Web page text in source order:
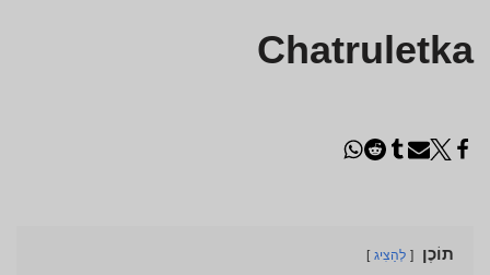
Chatruletka
תוֹכֶן לְהַצִיג